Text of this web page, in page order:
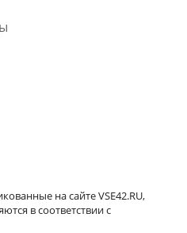
на сайте VSE42.RU,
в соответствии с